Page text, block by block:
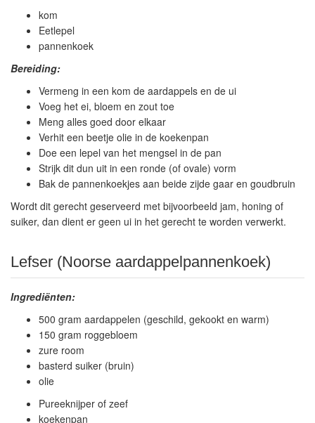
kom
Eetlepel
pannenkoek
Bereiding:
Vermeng in een kom de aardappels en de ui
Voeg het ei, bloem en zout toe
Meng alles goed door elkaar
Verhit een beetje olie in de koekenpan
Doe een lepel van het mengsel in de pan
Strijk dit dun uit in een ronde (of ovale) vorm
Bak de pannenkoekjes aan beide zijde gaar en goudbruin
Wordt dit gerecht geserveerd met bijvoorbeeld jam, honing of
suiker, dan dient er geen ui in het gerecht te worden verwerkt.
Lefser (Noorse aardappelpannenkoek)
Ingrediënten:
500 gram aardappelen (geschild, gekookt en warm)
150 gram roggebloem
zure room
basterd suiker (bruin)
olie
Pureeknijper of zeef
koekenpan